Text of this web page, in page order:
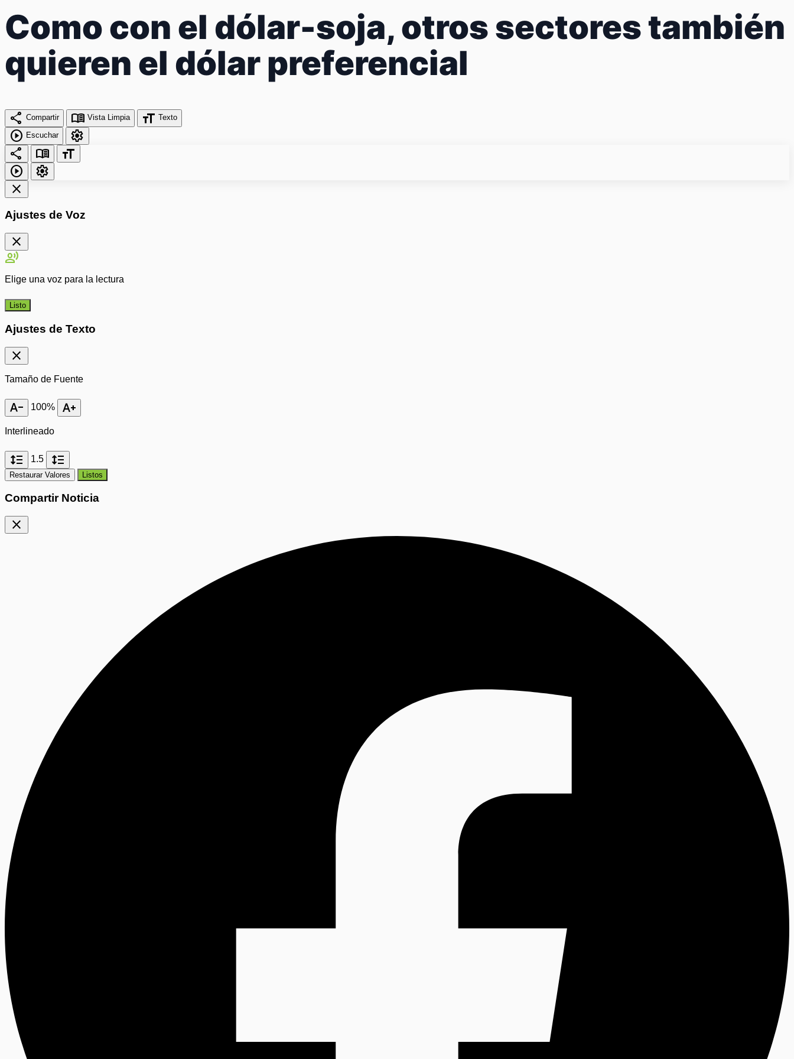
Como con el dólar-soja, otros sectores también
quieren el dólar preferencial
share Compartir menu_book Vista Limpia format_size Texto
play_circle Escuchar
settings
share
menu_book
format_size
play_circle
settings
close
Ajustes de Voz
close
record_voice_over
Elige una voz para la lectura
Listo
Ajustes de Texto
close
Tamaño de Fuente
text_decrease 100% text_increase
Interlineado
format_line_spacing 1.5 format_line_spacing
Restaurar Valores Listos
Compartir Noticia
close